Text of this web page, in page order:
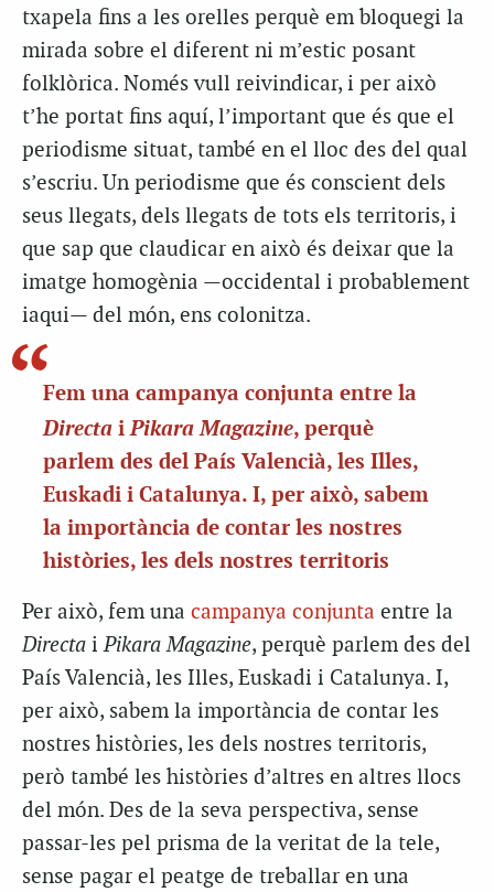
txapela fins a les orelles perquè em bloquegi la
mirada sobre el diferent ni m’estic posant
folklòrica. Només vull reivindicar, i per això
t’he portat fins aquí, l’important que és que el
periodisme situat, també en el lloc des del qual
s’escriu. Un periodisme que és conscient dels
seus llegats, dels llegats de tots els territoris, i
que sap que claudicar en això és deixar que la
imatge homogènia —occidental i probablement
iaqui— del món, ens colonitza.
Fem una campanya conjunta entre la
Directa iPikara Magazine, perquè
parlem des del País Valencià, les Illes,
Euskadi i Catalunya. I, per això, sabem
la importància de contar les nostres
històries, les dels nostres territoris
Per això, fem una campanya conjunta entre la
Directa iPikara Magazine, perquè parlem des del
País Valencià, les Illes, Euskadi i Catalunya. I,
per això, sabem la importància de contar les
nostres històries, les dels nostres territoris,
però també les històries d’altres en altres llocs
del món. Des de la seva perspectiva, sense
passar-les pel prisma de la veritat de la tele,
sense pagar el peatge de treballar en una